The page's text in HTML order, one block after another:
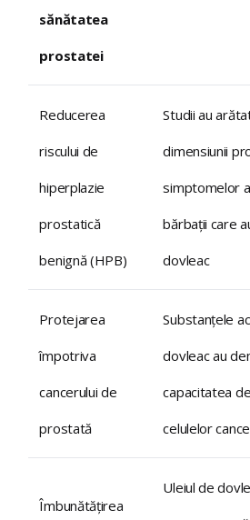
sănătatea
prostatei
Reducerea
riscului de
hiperplazie
prostatică
benignă (HPB)
Studii au
dimensiunii
simptomelor
bărbații care
dovleac
Protejarea
împotriva
cancerului de
prostată
Substanțele
dovleac au
capacitatea
celulelor
Îmbunătățirea
Uleiul de